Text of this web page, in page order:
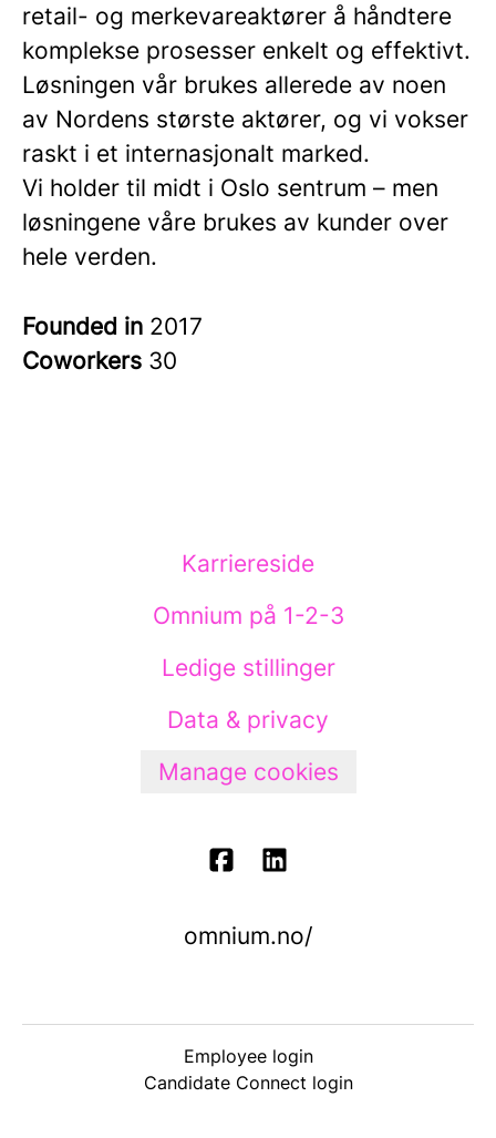
retail- og merkevareaktører å håndtere
komplekse prosesser enkelt og effektivt.
Løsningen vår brukes allerede av noen
av Nordens største aktører, og vi vokser
raskt i et internasjonalt marked.
Vi holder til midt i Oslo sentrum – men
løsningene våre brukes av kunder over
hele verden.
Founded in 2017
Coworkers 30
Karriereside
Omnium på 1-2-3
Ledige stillinger
Data & privacy
Manage cookies
omnium.no/
Employee login
Candidate Connect login